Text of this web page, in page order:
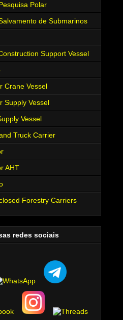
Polar
de Submarinos
Support Vessel
Crane Vessel
Supply Vessel
Vessel
Truck Carrier
AHT
Forestry Carriers
redes sociais